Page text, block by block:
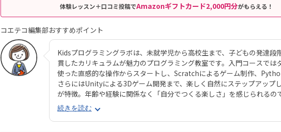
体験レッスン＋口コミ投稿でAmazonギフトカード2,000円分がもらえる！
コエテコ編集部おすすめポイント
Kidsプログラミングラボは、未就学児から高校生まで、子どもの発達段
貫したカリキュラムが魅力のプログラミング教室です。入門コースでは
使った直感的な操作からスタートし、Scratchによるゲーム制作、
さらにはUnityによる3Dゲーム開発まで、楽しく自然にステップアップ
が特徴。年齢や経験に関係なく「自分でつくる楽しさ」を感じられるの
ちの学習意欲が続きやすい点が大きなポイントです。また、運営母体は
たり学習塾を展開してきた株式会社Blue Planet。子どもの個性に合わせ
ポートも行き届いており、受講生や保護者からの満足度も高く、多くの
続きを読む